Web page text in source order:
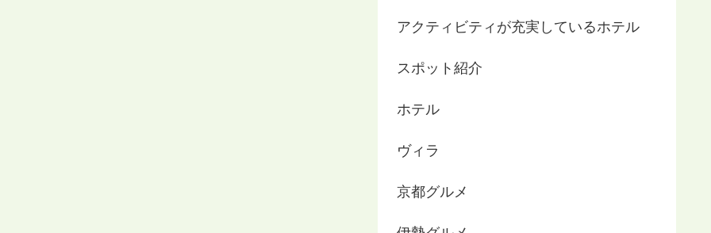
アクティビティが充実しているホテル
スポット紹介
ホテル
ヴィラ
京都グルメ